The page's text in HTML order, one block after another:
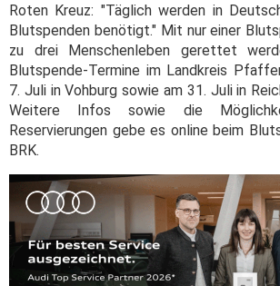
Roten Kreuz: "Täglich werden in
Blutspenden benötigt." Mit nur einer
zu drei Menschenleben gerettet
Blutspende-Termine im Landkreis
7. Juli in Vohburg sowie am 31. Juli in
Weitere Infos sowie die
Reservierungen gebe es online beim
BRK.